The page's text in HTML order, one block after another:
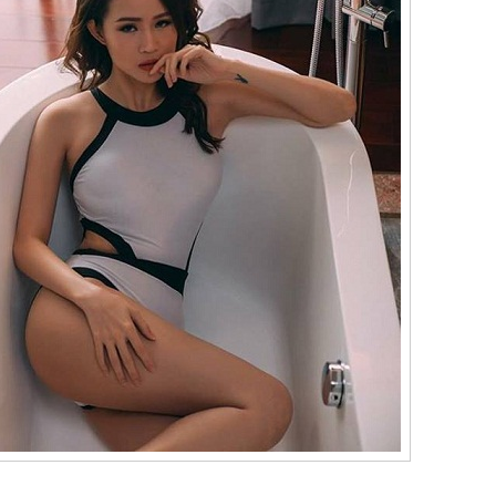
trường PTTH đặc biệt Nguyễn Đình Chiều dự ra mắt sách “Ngẫm –
giả Trần Minh Cường vừa diễn ra trong không khí gần gũi, ấm áp với
giáo, bạn đọc và những người yêu văn học.
– tiếng cười suy tư của tác giả Trần Minh Cường
nhịp sống ngày càng gấp gáp và con người dễ mỏi mệt trước
vẫn giữ một vị trí đặc biệt: khiến người ta bật cười, rồi chợt lặng
cười” của tác giả Trần Minh Cường ra đời trong tinh thần ấy –
sâu để chạm vào những góc khuất rất quen của đời sống.
Siêu mẫu Ao Zang diện suit lịch lãm tại Thái Lan:
Không cần “diễn sâu” vẫn đủ khiến dân tình dừng lướt
có một công thức để gây chú ý trong thời đại ai cũng muốn nổi bật,
siêu mẫu Ao Zang vừa chứng minh: đôi khi, chỉ cần đứng yên cũng
"chiếm sóng".
đồ đỏ với phom blazer chuẩn chỉnh, điểm xuyết brooch ánh kim nhỏ
nhưng đủ tinh, kết hợp cùng áo đen bên trong - combo nghe quen